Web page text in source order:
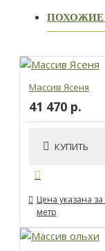
Массив Ясеня
41 470 р.
КУПИТЬ
Цена указана
метр